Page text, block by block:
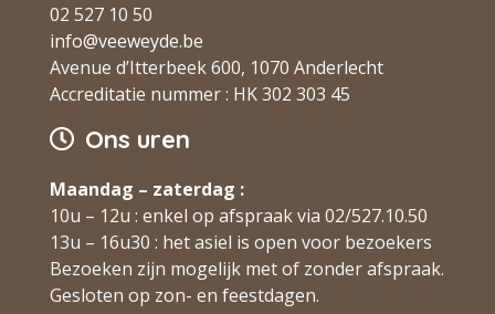
02 527 10 50
info@veeweyde.be
Avenue d’Itterbeek 600, 1070 Anderlecht
Accreditatie nummer : HK 302 303 45
Ons uren
Maandag – zaterdag :
10u – 12u : enkel op afspraak via 02/527.10.50
13u – 16u30 : het asiel is open voor bezoekers
Bezoeken zijn mogelijk met of zonder afspraak.
Gesloten op zon- en feestdagen.